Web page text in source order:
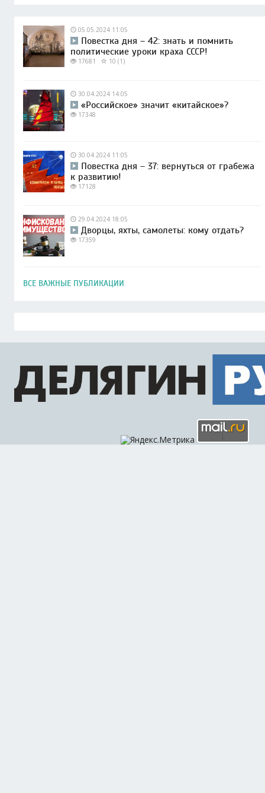
05.05.2024 11:05
Повестка дня – 42: знать и помнить
политические уроки краха СССР!
17681 10 (1)
30.04.2024 14:05
«Российское» значит «китайское»?
17348
30.04.2024 11:05
Повестка дня – 37: вернуться от грабежа
к развитию!
17128
29.04.2024 18:05
Дворцы, яхты, самолеты: кому отдать?
17359
ВСЕ ВАЖНЫЕ ПУБЛИКАЦИИ